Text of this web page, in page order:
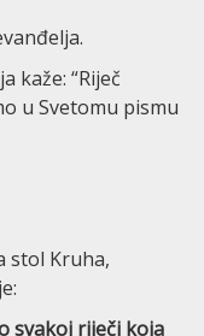
kaže: “Ri­ječ
u Sveto­mu pismu
stol Kruha,
svakoj riječi koja